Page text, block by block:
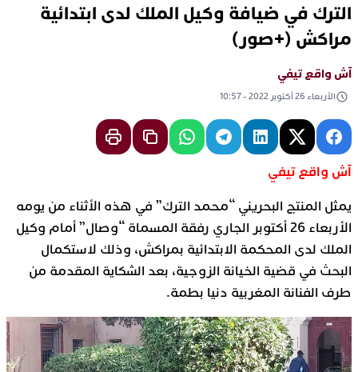
الترك في ضيافة وكيل الملك لدى ابتدائية
مراكش (+صور)
آش واقع تيفي
الأربعاء 26 أكتوبر 2022 - 10:57
آش واقع تيفي
يمثل المنتج البحريني “محمد الترك” في هذه الأثناء من يومه
الأربعاء 26 أكتوبر الجاري رفقة المسماة “وصال” أمام وكيل
الملك لدى المحكمة الابتدائية بمراكش، وذلك لاستكمال
البحث في قضية الخيانة الزوجية، بعد الشكاية المقدمة من
طرف الفنانة المغربية دنيا بطمة.